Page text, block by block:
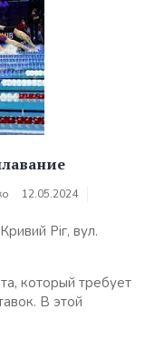
12.05.2024
Ріг, вул.
который требует
В этой